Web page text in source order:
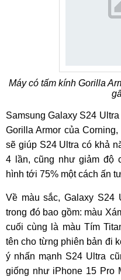
Máy có tấm kính Gorilla
Samsung Galaxy S24
Gorilla Armor của
sẽ giúp S24 Ultra có khả
4 lần, cũng như giảm độ
hình tới 75% một cách ấn
Về màu sắc, Galaxy S24
trong đó bao gồm: màu
cuối cùng là màu Tím
tên cho từng phiên bản đi
ý nhấn mạnh S24 Ultra
giống như iPhone 15 Pro